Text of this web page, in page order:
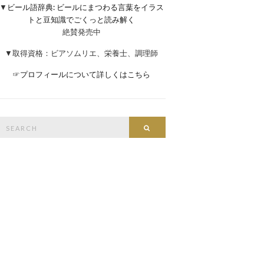
ビール語辞典: ビールにまつわる言葉をイラス
トと豆知識でごくっと読み解く
絶賛発売中
▼取得資格：ビアソムリエ、栄養士、調理師
☞プロフィールについて詳しくはこちら